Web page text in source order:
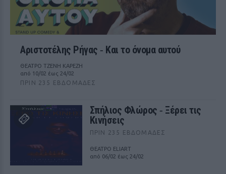
Αριστοτέλης Ρήγας ‑ Kαι το όνομα αυτού
ΘΕΑΤΡΟ ΤΖΕΝΗ ΚΑΡΕΖΗ
από 10/02 έως 24/02
ΠΡΙΝ 235 ΕΒΔΟΜΆΔΕΣ
Σπήλιος Φλώρος ‑ Ξέρει τις
Κινήσεις
ΠΡΙΝ 235 ΕΒΔΟΜΆΔΕΣ
ΘΕΑΤΡΟ ELIART
από 06/02 έως 24/02